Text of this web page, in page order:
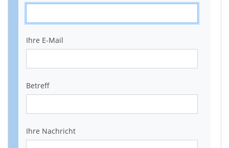
Ihre E-Mail
Betreff
Ihre Nachricht